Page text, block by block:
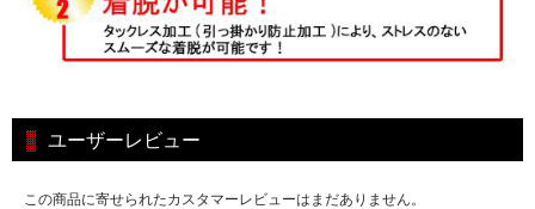
ユーザーレビュー
この商品に寄せられたカスタマーレビューはまだありません。